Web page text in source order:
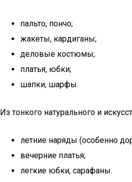
пальто, пончо;
жакеты, кардиганы;
деловые костюмы;
платья, юбки;
шапки, шарфы.
Из тонкого натурального и
летние наряды (особенно
вечерние платья;
легкие юбки, сарафаны.